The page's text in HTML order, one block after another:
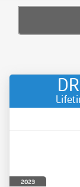
2023